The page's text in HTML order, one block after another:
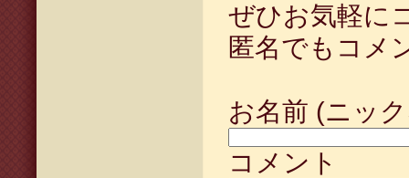
ぜひお気軽に
匿名でもコメ
お名前 (ニッ
コメント